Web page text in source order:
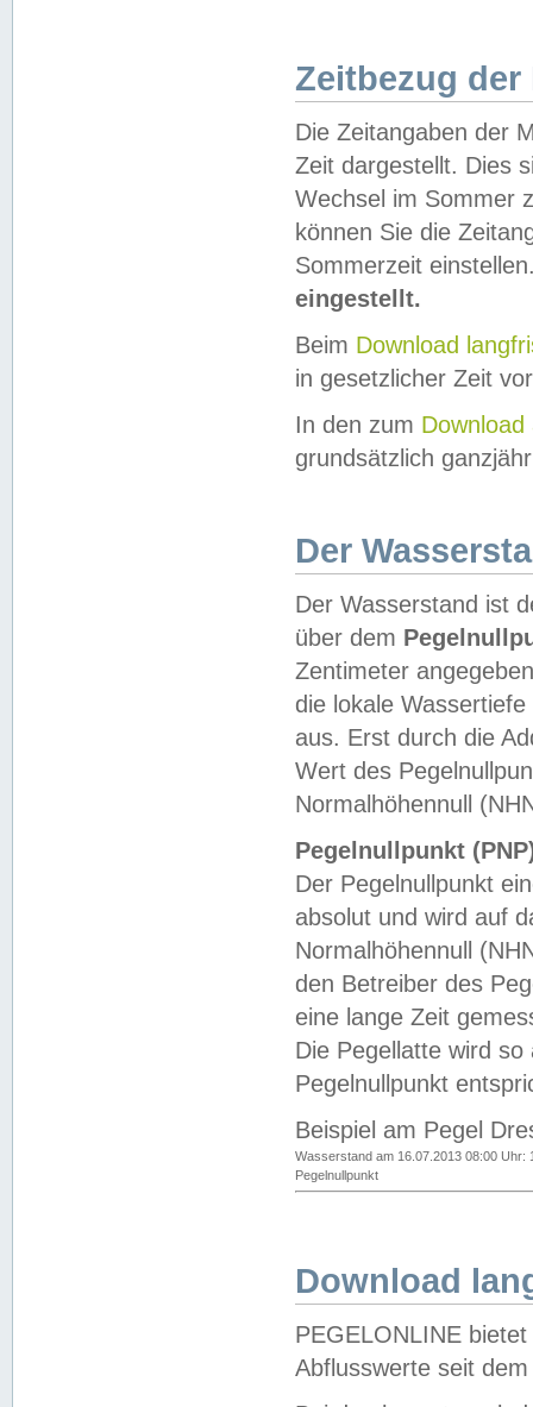
Zeitbezug der
Die Zeitangaben der
Zeit dargestellt. Dies
Wechsel im Sommer
können Sie die
Sommerzeit
eingestellt.
Beim Download
in gesetzlicher Zeit
In den zum Download
grundsätzlich
Der
Der Wasserstand ist
über dem
Zentimeter
die lokale
aus. Erst durch die
Wert des
Normalhöhennull
Pegelnullpunkt
Der Pegelnullpunkt
absolut und wird auf
Normalhöhennull
den Betreiber des
eine lange Zeit
Die Pegellatte wird
Pegelnullpunkt
Beispiel am Pegel
Wasserstand am 16.07.2013 08:00 Uhr:
Pegelnullpunkt
Download
PEGELONLINE
Abflusswerte seit